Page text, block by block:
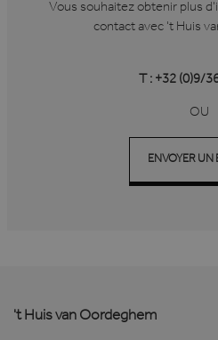
Vous souhaitez obtenir plus
contact avec 't Huis
T : +32 (0)9/
OU
ENVOYER UN
't Huis van Oordeghem